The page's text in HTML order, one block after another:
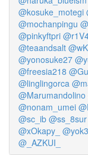
@kosuke_motegi
@mochanpingu
@pinkyftpri
@teaandsalt
@yonosuke27
@freesia218
@linglingorca
@Marumandolino
@nonam_umei
@sc_ib @ss_8sur
@xOkapy_
@_AZKUI_